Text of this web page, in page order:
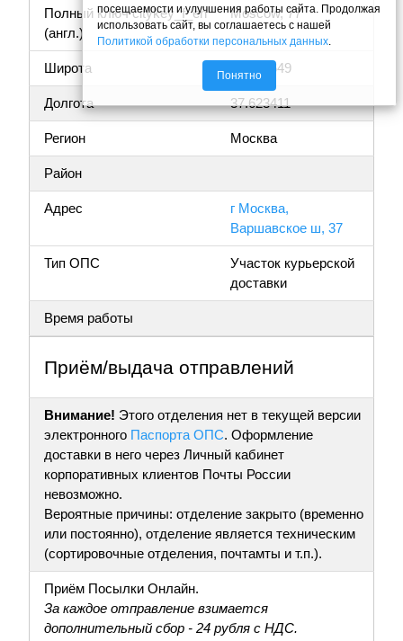
Полный ключ citykey_f_en
(англ.)
Moscow, 77
Широта 55.688649
Долгота 37.623411
Регион Москва
Район
Адрес
г Москва,
Варшавское ш, 37
Тип ОПС
Участок курьерской
доставки
Время работы
Приём/выдача отправлений
Внимание! Этого отделения нет в текущей версии
электронного Паспорта ОПС. Оформление
доставки в него через Личный кабинет
корпоративных клиентов Почты России
невозможно.
Вероятные причины: отделение закрыто (временно
или постоянно), отделение является техническим
(сортировочные отделения, почтамты и т.п.).
Приём Посылки Онлайн.
За каждое отправление взимается
дополнительный сбор - 24 рубля с НДС.
посещаемости и улучшения работы сайта. Продолжая
использовать сайт, вы соглашаетесь с нашей
Политикой обработки персональных данных
Понятно